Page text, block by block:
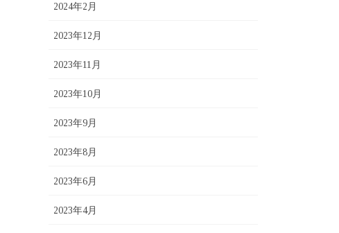
2024年2月
2023年12月
2023年11月
2023年10月
2023年9月
2023年8月
2023年6月
2023年4月